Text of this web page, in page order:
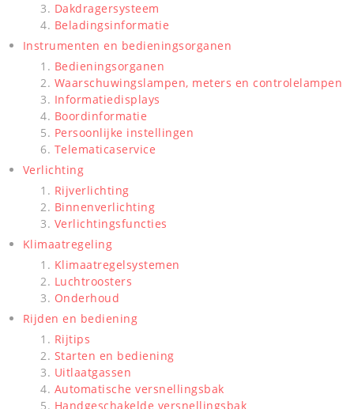
Dakdragersysteem
Beladingsinformatie
Instrumenten en bedieningsorganen
Bedieningsorganen
Waarschuwingslampen, meters en controlelampen
Informatiedisplays
Boordinformatie
Persoonlijke instellingen
Telematicaservice
Verlichting
Rijverlichting
Binnenverlichting
Verlichtingsfuncties
Klimaatregeling
Klimaatregelsystemen
Luchtroosters
Onderhoud
Rijden en bediening
Rijtips
Starten en bediening
Uitlaatgassen
Automatische versnellingsbak
Handgeschakelde versnellingsbak